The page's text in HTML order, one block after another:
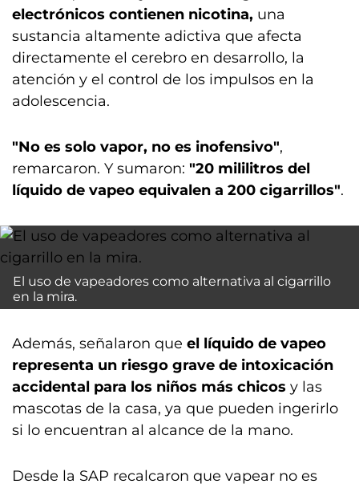
electrónicos contienen nicotina, una
sustancia altamente adictiva que afecta
directamente el cerebro en desarrollo, la
atención y el control de los impulsos en la
adolescencia.
"No es solo vapor, no es inofensivo",
remarcaron. Y sumaron: "20 mililitros del
líquido de vapeo equivalen a 200 cigarrillos".
El uso de vapeadores como alternativa al cigarrillo
en la mira.
Además, señalaron que el líquido de vapeo
representa un riesgo grave de intoxicación
accidental para los niños más chicos y las
mascotas de la casa, ya que pueden ingerirlo
si lo encuentran al alcance de la mano.
Desde la SAP recalcaron que vapear no es